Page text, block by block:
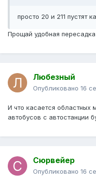
просто 20 и 211 пустят
Прощай удобная
Любезный
Опубликовано 16
И что касается
автобусов с автостанции
Сюрвейер
Опубликовано 16